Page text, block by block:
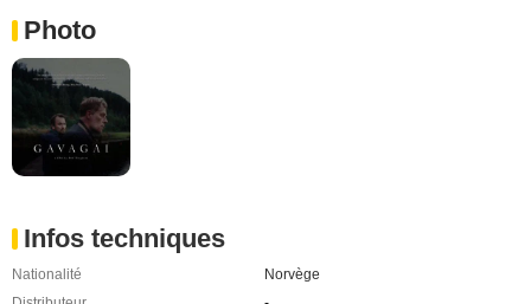
Photo
Infos techniques
Nationalité
Norvège